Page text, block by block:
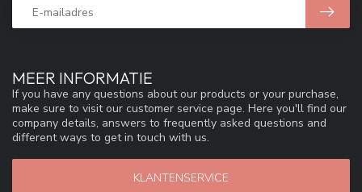
MEER INFORMATIE
If you have any questions about our products or your purchase,
make sure to visit our customer service page. Here you'll find our
company details, answers to frequently asked questions and
different ways to get in touch with us.
KLANTENSERVICE